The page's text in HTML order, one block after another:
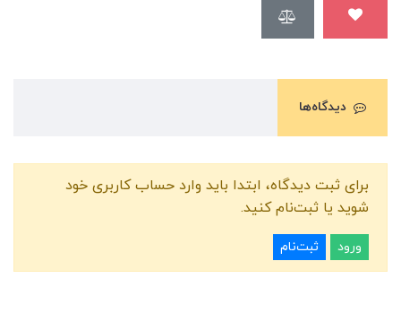
دیدگاه‌ها
برای ثبت دیدگاه، ابتدا باید وارد حساب کاربری خود
شوید یا ثبت‌نام کنید.
ورود ثبت‌نام